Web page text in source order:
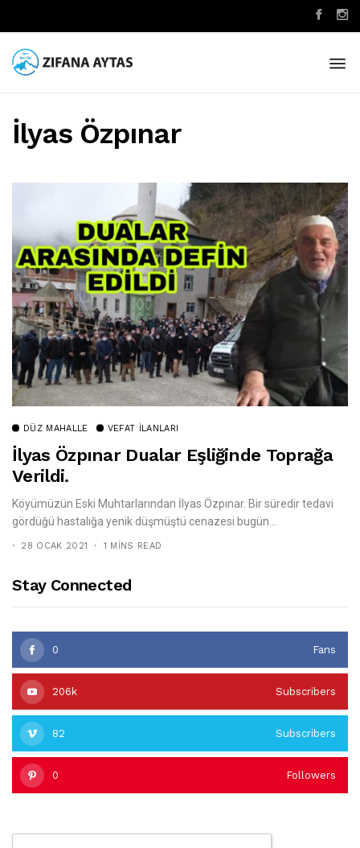
İlyas Özpınar
DÜZ MAHALLE VEFAT İLANLARI
İlyas Özpınar Dualar Eşliğinde Toprağa
Verildi.
Köyümüzün Eski Muhtarlarından İlyas Özpınar. Bir süredir tedavi
gördüğü hastalığa yenik düşmüştü cenazesi bugün...
28 OCAK 2021 1 MINS READ
Stay Connected
0 Fans
206k Subscribers
82 Subscribers
0 Followers